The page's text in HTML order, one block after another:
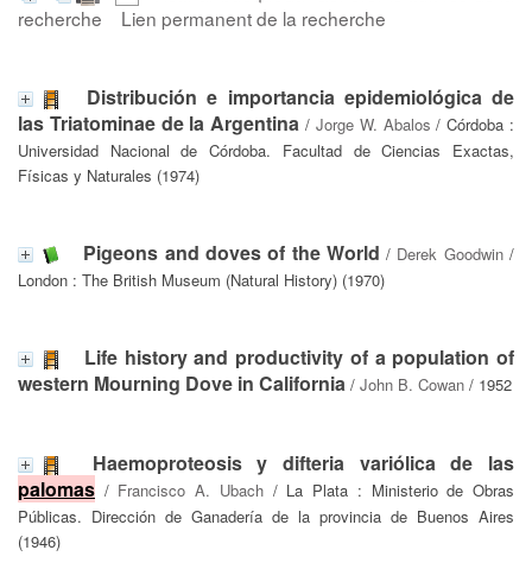
recherche
Lien permanent de la recherche
Distribución e importancia epidemiológica de
las Triatominae de la Argentina / Jorge W. Abalos / Córdoba :
Universidad Nacional de Córdoba. Facultad de Ciencias Exactas,
Físicas y Naturales (1974)
Pigeons and doves of the World / Derek Goodwin/
London : The British Museum (Natural History) (1970)
Life history and productivity of a population of
western Mourning Dove in California / John B. Cowan / 1952
Haemoproteosis y difteria variólica de las
palomas / Francisco A. Ubach/ La Plata : Ministerio de Obras
Públicas. Dirección de Ganadería de la provincia de Buenos Aires
(1946)